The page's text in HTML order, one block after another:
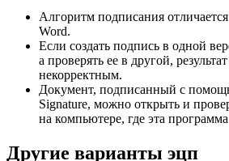
Алгоритм подписания
Word.
Если создать подпись в одной
а проверять ее в другой,
некорректным.
Документ, подписанный с
Signature, можно открыть и
на компьютере, где эта
Другие варианты эцп